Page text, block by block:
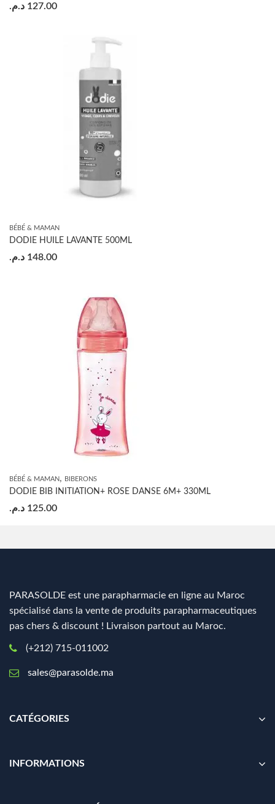
127.00 د.م.
BÉBÉ & MAMAN
DODIE HUILE LAVANTE 500ML
148.00 د.م.
BÉBÉ & MAMAN, BIBERONS
DODIE BIB INITIATION+ ROSE DANSE 6M+ 330ML
125.00 د.م.
PARASOLDE est une parapharmacie en ligne au Maroc
spécialisé dans la vente de produits parapharmaceutiques
pas chers & discount ! Livraison partout au Maroc.
(+212) 715-011002
sales@parasolde.ma
CATÉGORIES
INFORMATIONS